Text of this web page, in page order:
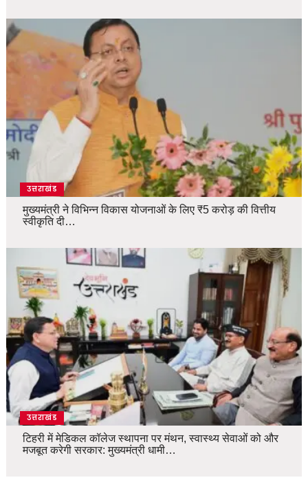
उत्तराखंड
मुख्यमंत्री ने विभिन्न विकास योजनाओं के लिए ₹5 करोड़ की वित्तीय
स्वीकृति दी…
उत्तराखंड
टिहरी में मेडिकल कॉलेज स्थापना पर मंथन, स्वास्थ्य सेवाओं को और
मजबूत करेगी सरकार: मुख्यमंत्री धामी…